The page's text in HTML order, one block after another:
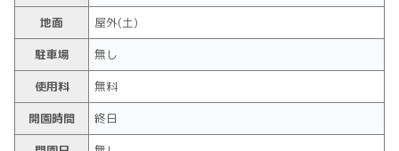
地面
屋外(土)
駐車場
無し
使用料
無料
開園時間
終日